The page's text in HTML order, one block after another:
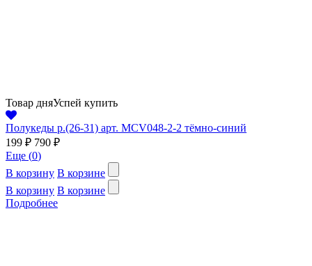
Товар дняУспей купить
Полукеды р.(26-31) арт. MCV048-2-2 тёмно-синий
199 ₽ 790 ₽
Еще (0)
В корзину В корзине
В корзину В корзине
Подробнее